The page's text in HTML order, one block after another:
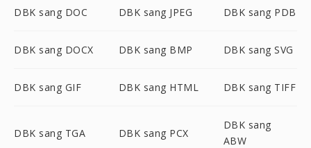
DBK sang DOC DBK sang JPEG DBK sang PDB
DBK sang DOCX DBK sang BMP DBK sang SVG
DBK sang GIF DBK sang HTML DBK sang TIFF
DBK sang TGA DBK sang PCX
DBK sang
ABW